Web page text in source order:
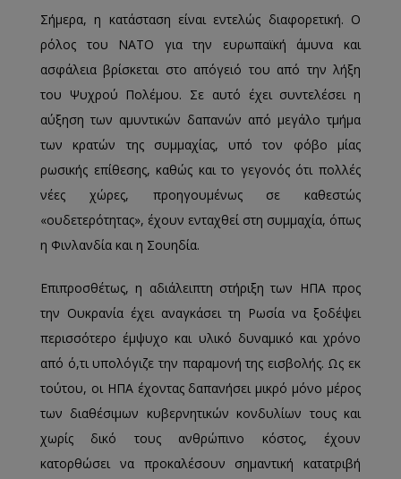
Σήμερα, η κατάσταση είναι εντελώς διαφορετική. Ο
ρόλος του ΝΑΤΟ για την ευρωπαϊκή άμυνα και
ασφάλεια βρίσκεται στο απόγειό του από την λήξη
του Ψυχρού Πολέμου. Σε αυτό έχει συντελέσει η
αύξηση των αμυντικών δαπανών από μεγάλο τμήμα
των κρατών της συμμαχίας, υπό τον φόβο μίας
ρωσικής επίθεσης, καθώς και το γεγονός ότι πολλές
νέες χώρες, προηγουμένως σε καθεστώς
«ουδετερότητας», έχουν ενταχθεί στη συμμαχία, όπως
η Φινλανδία και η Σουηδία.
Επιπροσθέτως, η αδιάλειπτη στήριξη των ΗΠΑ προς
την Ουκρανία έχει αναγκάσει τη Ρωσία να ξοδέψει
περισσότερο έμψυχο και υλικό δυναμικό και χρόνο
από ό,τι υπολόγιζε την παραμονή της εισβολής. Ως εκ
τούτου, οι ΗΠΑ έχοντας δαπανήσει μικρό μόνο μέρος
των διαθέσιμων κυβερνητικών κονδυλίων τους και
χωρίς δικό τους ανθρώπινο κόστος, έχουν
κατορθώσει να προκαλέσουν σημαντική κατατριβή